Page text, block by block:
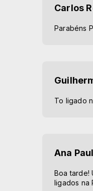
Carlos
Parabéns
To ligado
Ana
Boa tarde!
ligados na